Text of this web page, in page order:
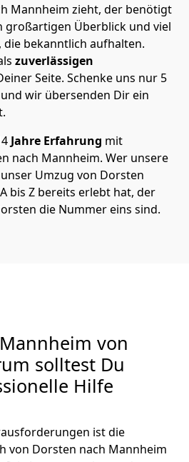
Mannheim zieht, der benötigt
großartigen Überblick und viel
bekanntlich aufhalten.
zuverlässigen
Seite. Schenke uns nur 5
wir übersenden Dir ein
Jahre Erfahrung mit
nach Mannheim. Wer unsere
Umzug von Dorsten
bis Z bereits erlebt hat, der
die Nummer eins sind.
von
solltest Du
Hilfe
ist die
von Dorsten nach Mannheim